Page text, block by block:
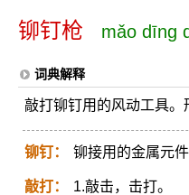
铆钉枪 mǎo dīng
词典解释
敲打铆钉用的风动工具。
铆钉： 铆接用的金属元
敲打：
1.敲击，击打。